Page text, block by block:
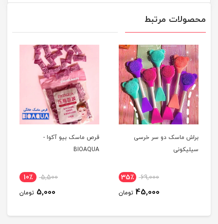
محصولات مرتبط
براش ماسک دو سر خرسی
سیلیکونی
69,000 35٪
45,000 تومان
قرص ماسک بیو آکوا -
BIOAQUA
5,500 10٪
5,000 تومان